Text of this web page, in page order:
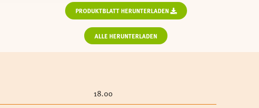
PRODUKTBLATT HERUNTERLADEN
ALLE HERUNTERLADEN
18.00